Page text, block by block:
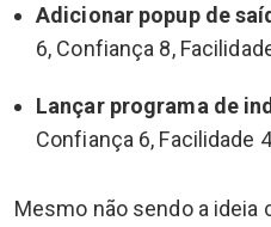
Adicionar popup de
6, Confiança 8,
Lançar programa de
Confiança 6, Facilidade
Mesmo não sendo a ideia